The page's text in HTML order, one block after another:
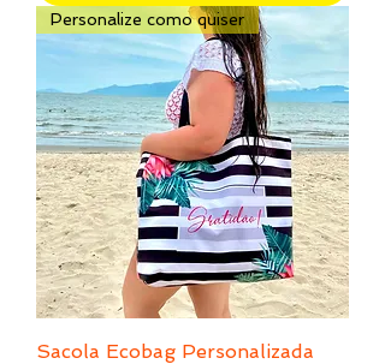
Personalize como quiser
Sacola Ecobag Personalizada